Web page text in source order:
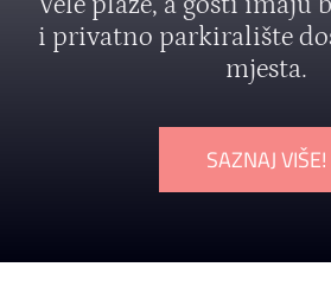
i privatno parkiralište
mjesta.
SAZNAJ VIŠE!